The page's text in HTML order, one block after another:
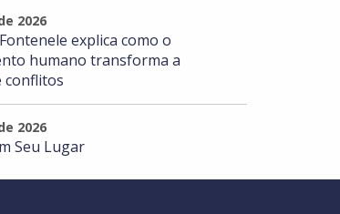
2026
explica como o
humano transforma a
conflitos
2026
Seu Lugar